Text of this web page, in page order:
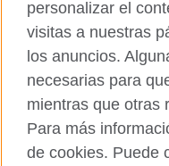
British Council Global
Privacidad
Aviso Legal
Cookies
Mapa del sitio
personalizar el
visitas a nuestras
los anuncios.
necesarias para
mientras que otras
Para más
de cookies. Puede